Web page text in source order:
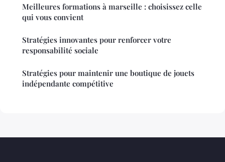
Meilleures formations à marseille : choisissez celle
qui vous convient
Stratégies innovantes pour renforcer votre
responsabilité sociale
Stratégies pour maintenir une boutique de jouets
indépendante compétitive